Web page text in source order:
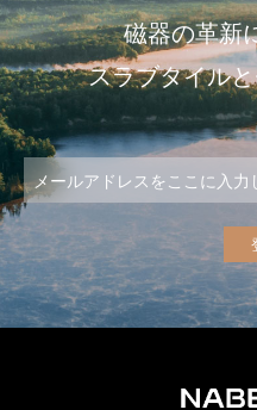
磁器の革新
スラブタイル